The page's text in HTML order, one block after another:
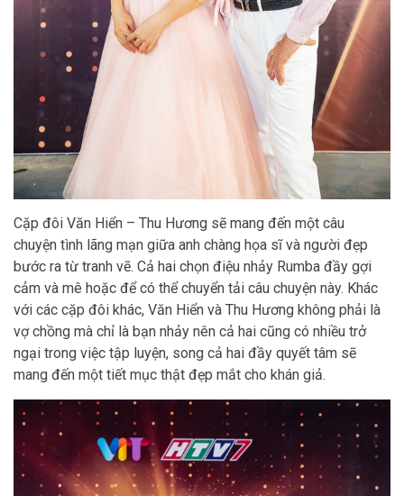
Cặp đôi Văn Hiển – Thu Hương sẽ mang đến một câu
chuyện tình lãng mạn giữa anh chàng họa sĩ và người đẹp
bước ra từ tranh vẽ. Cả hai chọn điệu nhảy Rumba đầy gợi
cảm và mê hoặc để có thể chuyển tải câu chuyện này. Khác
với các cặp đôi khác, Văn Hiển và Thu Hương không phải là
vợ chồng mà chỉ là bạn nhảy nên cả hai cũng có nhiều trở
ngại trong việc tập luyện, song cả hai đầy quyết tâm sẽ
mang đến một tiết mục thật đẹp mắt cho khán giả.